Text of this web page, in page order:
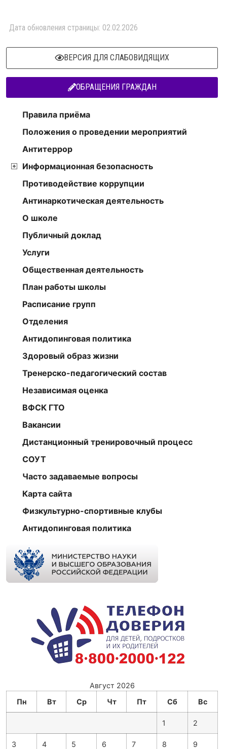
Дата обновления страницы: 02.02.2026
ВЕРСИЯ ДЛЯ СЛАБОВИДЯЩИХ
ОБРАЩЕНИЯ ГРАЖДАН
Правила приёма
Положения о проведении мероприятий
Антитеррор
Информационная безопасность
Противодействие коррупции
Антинаркотическая деятельность
О школе
Публичный доклад
Услуги
Общественная деятельность
План работы школы
Расписание групп
Отделения
Антидопинговая политика
Здоровый образ жизни
Тренерско-педагогический состав
Независимая оценка
ВФСК ГТО
Вакансии
Дистанционный тренировочный процесс
СОУТ
Часто задаваемые вопросы
Карта сайта
Физкультурно-спортивные клубы
Антидопинговая политика
Август 2026
Пн
Вт Ср Чт Пт Сб Вс
1 2
3 4 5 6 7 8 9